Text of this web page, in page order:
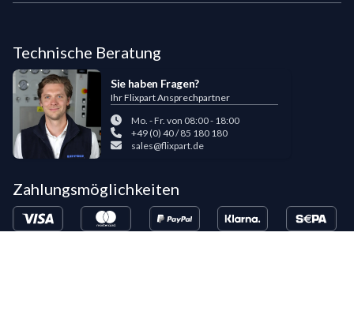
Technische Beratung
Sie haben Fragen?
Ihr Flixpart Ansprechpartner
Mo. - Fr. von 08:00 - 18:00
+49 (0) 40 / 85 180 180
sales@flixpart.de
Zahlungsmöglichkeiten